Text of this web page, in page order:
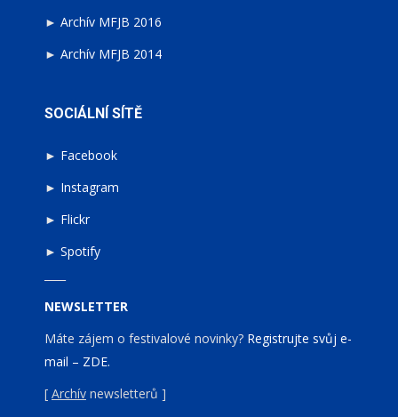
► Archív MFJB 2016
► Archív MFJB 2014
SOCIÁLNÍ SÍTĚ
► Facebook
► Instagram
► Flickr
► Spotify
NEWSLETTER
Máte zájem o festivalové novinky? Registrujte svůj e-
mail – ZDE.
[ Archív newsletterů ]